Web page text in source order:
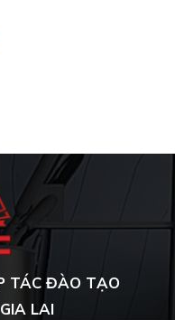
TÁC ĐÀO TẠO
LAI